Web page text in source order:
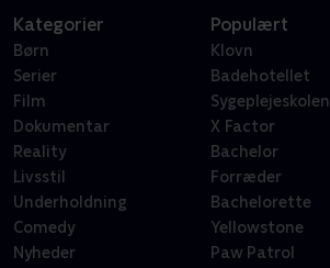
Kategorier
Børn
Serier
Film
Dokumentar
Reality
Livsstil
Underholdning
Comedy
Nyheder
Populært
Klovn
Badehotellet
Sygeplejeskolen
X Factor
Bachelor
Forræder
Bachelorette
Yellowstone
Paw Patrol